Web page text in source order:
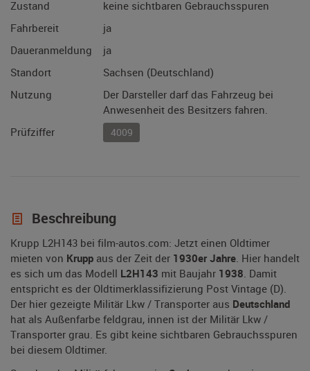
Zustand
keine sichtbaren Gebrauchsspuren
Fahrbereit
ja
Daueranmeldung
ja
Standort
Sachsen (Deutschland)
Nutzung
Der Darsteller darf das Fahrzeug bei
Anwesenheit des Besitzers fahren.
Prüfziffer
4009
Beschreibung
Krupp L2H143 bei film-autos.com: Jetzt einen Oldtimer
mieten von Krupp aus der Zeit der 1930er Jahre. Hier handelt
es sich um das Modell L2H143 mit Baujahr 1938. Damit
entspricht es der Oldtimerklassifizierung Post Vintage (D).
Der hier gezeigte Militär Lkw / Transporter aus Deutschland
hat als Außenfarbe feldgrau, innen ist der Militär Lkw /
Transporter grau. Es gibt keine sichtbaren Gebrauchsspuren
bei diesem Oldtimer.